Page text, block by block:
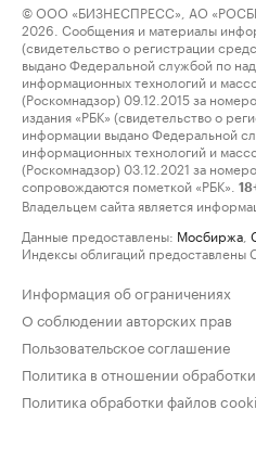
© ООО «БИЗНЕСПРЕСС», АО
2026. Сообщения и материалы
(свидетельство о регистрации
выдано Федеральной службой по
информационных технологий и
(Роскомнадзор) 09.12.2015 за
издания «РБК» (свидетельство о
информации выдано Федеральной
информационных технологий и
(Роскомнадзор) 03.12.2021 за
сопровождаются пометкой «РБК».
Владельцем сайта является
Данные предоставлены: Мосбиржа
Индексы облигаций предоставлены
Информация об ограничениях
О соблюдении авторских прав
Пользовательское соглашение
Политика в отношении
Политика обработки файлов